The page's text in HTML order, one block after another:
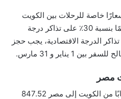
خاصة للرحلات بين الكويت
تقدم شركة الطيران خصمًا بنسبة 30٪ على تذاكر درجة
يجب حجز
مصر
بلغ سعر تذكرة الطيران ذهابًا وإيابًا من الكويت إلى مصر 847.52